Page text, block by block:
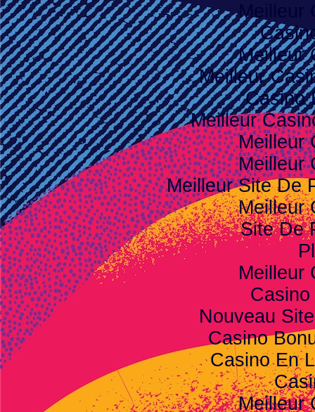
Meilleur
Meilleur
Meilleur
Casino
Meilleur
Meilleur
Meilleur
Meilleur Site De
Meilleur
Site De
Meilleur
Nouveau
Casino
Casino En
Meilleur